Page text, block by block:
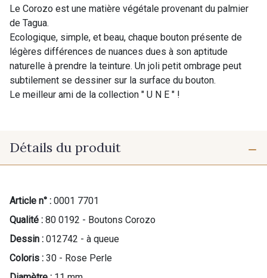
Le Corozo est une matière végétale provenant du palmier
de Tagua.
Ecologique, simple, et beau, chaque bouton présente de
légères différences de nuances dues à son aptitude
naturelle à prendre la teinture. Un joli petit ombrage peut
subtilement se dessiner sur la surface du bouton.
Le meilleur ami de la collection " U N E " !
Détails du produit
Article n° : 0001 7701
Qualité : 80 0192 - Boutons Corozo
Dessin : 012742 - à queue
Coloris : 30 - Rose Perle